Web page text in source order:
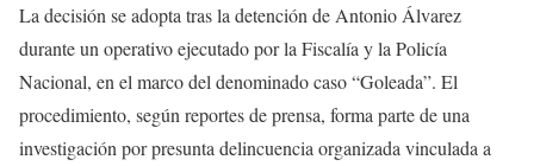
La decisión se adopta tras la detención de Antonio Álvarez
durante un operativo ejecutado por la Fiscalía y la Policía
Nacional, en el marco del denominado caso “Goleada”. El
procedimiento, según reportes de prensa, forma parte de una
investigación por presunta delincuencia organizada vinculada a